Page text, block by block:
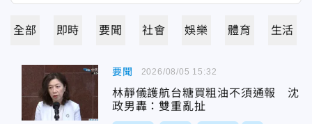
全部 即時 要聞 社會 娛樂 體育 生活
要聞
林靜儀護航台糖買粗油不須通報 沈
政男轟：雙重亂扯
2026/08/05 15:32